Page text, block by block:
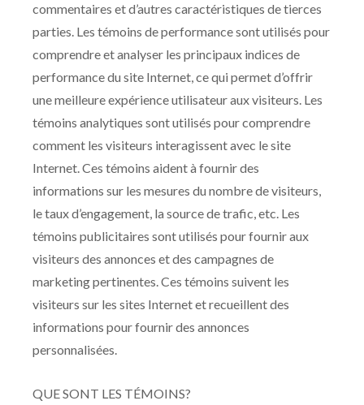
commentaires et d’autres caractéristiques de tierces
parties. Les témoins de performance sont utilisés pour
comprendre et analyser les principaux indices de
performance du site Internet, ce qui permet d’offrir
une meilleure expérience utilisateur aux visiteurs. Les
témoins analytiques sont utilisés pour comprendre
comment les visiteurs interagissent avec le site
Internet. Ces témoins aident à fournir des
informations sur les mesures du nombre de visiteurs,
le taux d’engagement, la source de trafic, etc. Les
témoins publicitaires sont utilisés pour fournir aux
visiteurs des annonces et des campagnes de
marketing pertinentes. Ces témoins suivent les
visiteurs sur les sites Internet et recueillent des
informations pour fournir des annonces
personnalisées.
QUE SONT LES TÉMOINS?